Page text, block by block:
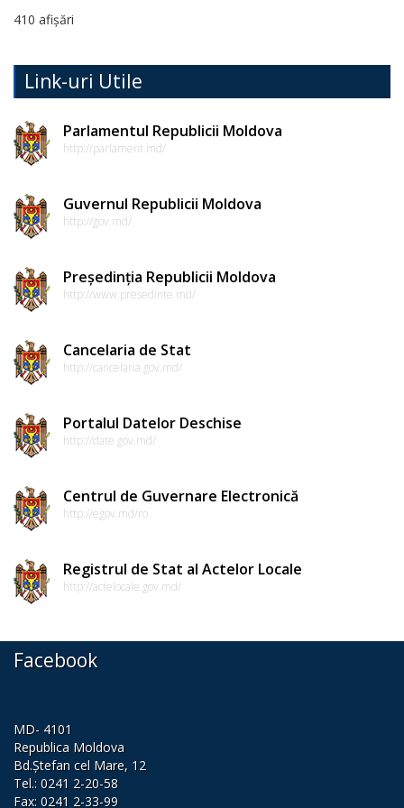
Dispozițiile
Consultări
publice
elaborării
proiectelor
decizii
recomandărilor
proiectele
decizii
Proiecte
de
decizii
Deciziile
adoptate
consiliul
raional
410 afișări
Link-uri Utile
Parlamentul Republicii Moldova
http://parlament.md/
Guvernul Republicii Moldova
http://gov.md/
Președinția Republicii Moldova
http://www.presedinte.md/
Cancelaria de Stat
http://cancelaria.gov.md/
Portalul Datelor Deschise
http://date.gov.md/
Centrul de Guvernare Electronică
http://egov.md/ro
Registrul de Stat al Actelor Locale
http://actelocale.gov.md/
Facebook
MD- 4101
Republica Moldova
Bd.Ștefan cel Mare, 12
Tel.: 0241 2-20-58
Fax: 0241 2-33-99